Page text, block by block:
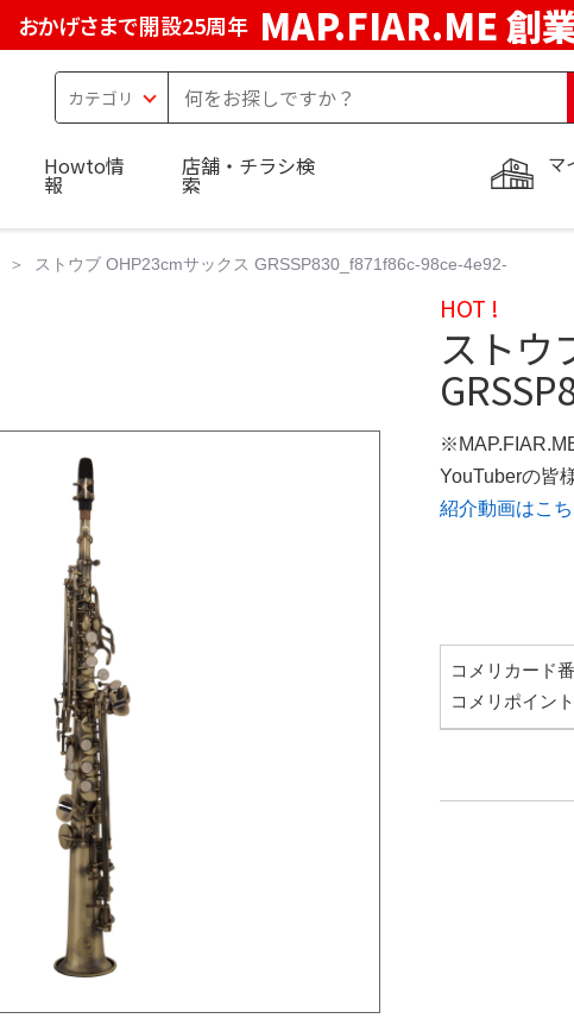
おかげさまで開設25周年 MAP.FIAR.ME 創
マ
Howto情
報
店舗・チラシ検
索
ストウブ OHP23cmサックス GRSSP830_f871f86c-98ce-4e92-
HOT !
ストウ
YouTuberの皆
紹介動画はこ
コメリカード
コメリポイン